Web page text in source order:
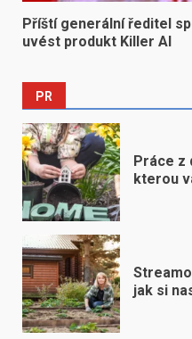
Příští generální ředitel
uvést produkt Killer AI
PR
Práce z
kterou
jak si